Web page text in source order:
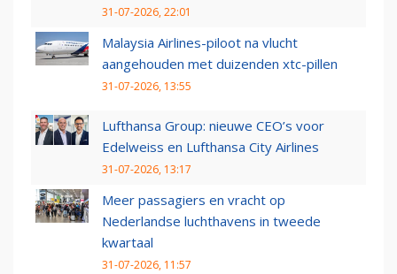
31-07-2026, 22:01
Malaysia Airlines-piloot na vlucht
aangehouden met duizenden xtc-pillen
31-07-2026, 13:55
Lufthansa Group: nieuwe CEO’s voor
Edelweiss en Lufthansa City Airlines
31-07-2026, 13:17
Meer passagiers en vracht op
Nederlandse luchthavens in tweede
kwartaal
31-07-2026, 11:57